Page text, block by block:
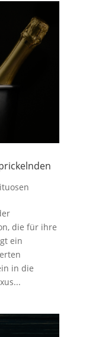
die für ihre
ein
in die